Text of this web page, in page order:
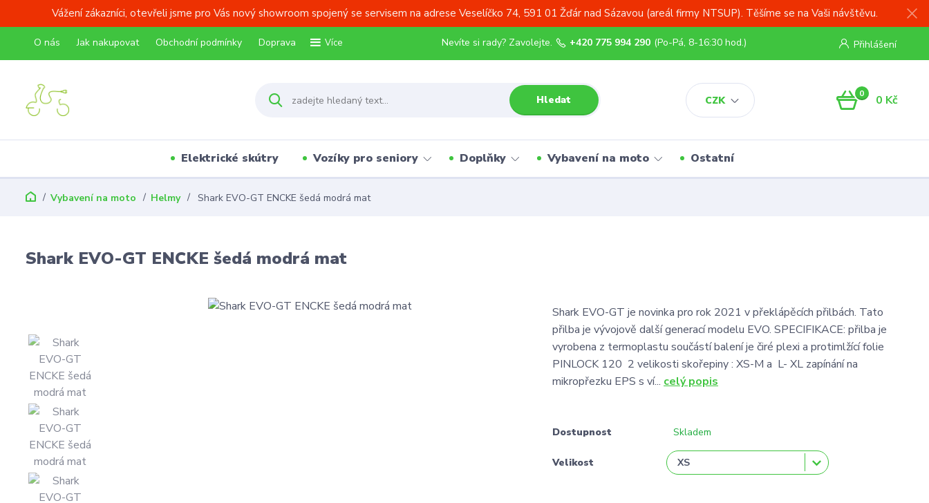
Vážení zákazníci, otevřeli jsme pro Vás nový showroom spojený se servisem na adrese Veselíčko 74, 591 01 Žďár nad Sázavou (areál firmy NTSUP). Těšíme se na Vaši návštěvu.
O nás Jak nakupovat Obchodní podmínky Doprava Více
CZK
Přihlášení
Hledat
Nevíte si rady? Zavolejte. +420 775 994 290 (Po-Pá, 8-16:30 hod.)
0 0 Kč
Elektrické skútry Vozíky pro seniory Doplňky Vybavení na moto Ostatní
Vybavení na moto Helmy Shark EVO-GT ENCKE šedá modrá mat
Shark EVO-GT ENCKE šedá modrá mat
Shark EVO-GT je novinka pro rok 2021 v překlápěcích přilbách. Tato
přilba je vývojově další generací modelu EVO. SPECIFIKACE: přilba je
vyrobena z termoplastu součástí balení je čiré plexi a protimlžící folie
PINLOCK 120 2 velikosti skořepiny : XS-M a L- XL zapínání na
mikropřezku EPS s ví... celý popis
Dostupnost Skladem
Velikost